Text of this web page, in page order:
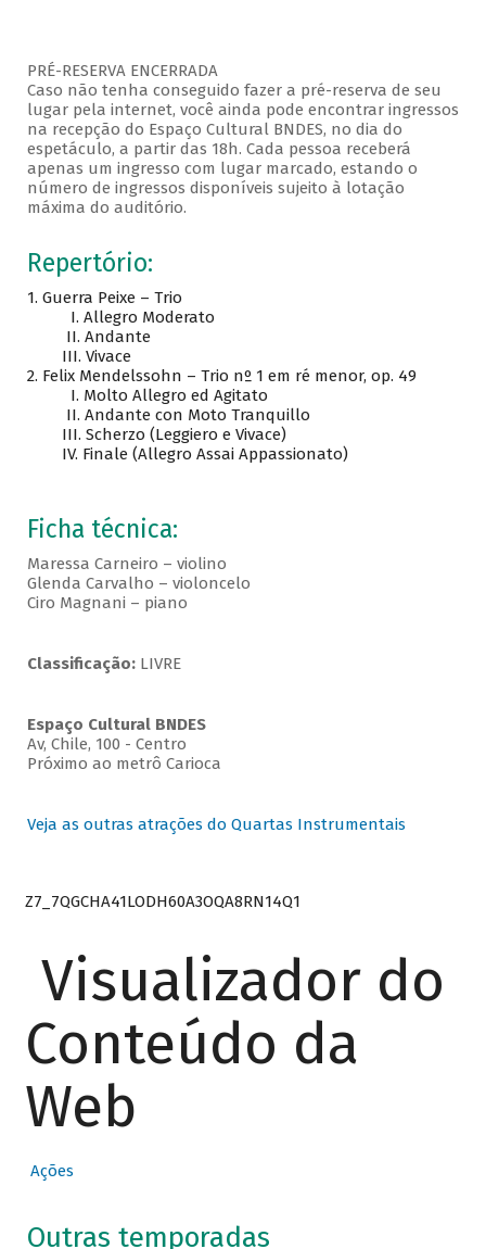
PRÉ-RESERVA ENCERRADA
Caso não tenha conseguido fazer a pré-reserva de seu
lugar pela internet, você ainda pode encontrar ingressos
na recepção do Espaço Cultural BNDES, no dia do
espetáculo, a partir das 18h. Cada pessoa receberá
apenas um ingresso com lugar marcado, estando o
número de ingressos disponíveis sujeito à lotação
máxima do auditório.
Repertório:
1. Guerra Peixe – Trio
I. Allegro Moderato
II. Andante
III. Vivace
2. Felix Mendelssohn – Trio nº 1 em ré menor, op. 49
I. Molto Allegro ed Agitato
II. Andante con Moto Tranquillo
III. Scherzo (Leggiero e Vivace)
IV. Finale (Allegro Assai Appassionato)
Ficha técnica:
Maressa Carneiro – violino
Glenda Carvalho – violoncelo
Ciro Magnani – piano
Classificação:LIVRE
Espaço Cultural BNDES
Av, Chile, 100 - Centro
Próximo ao metrô Carioca
Veja as outras atrações do Quartas Instrumentais
Z7_7QGCHA41LODH60A3OQA8RN14Q1
Visualizador do
Conteúdo da
Web
Ações
Outras temporadas